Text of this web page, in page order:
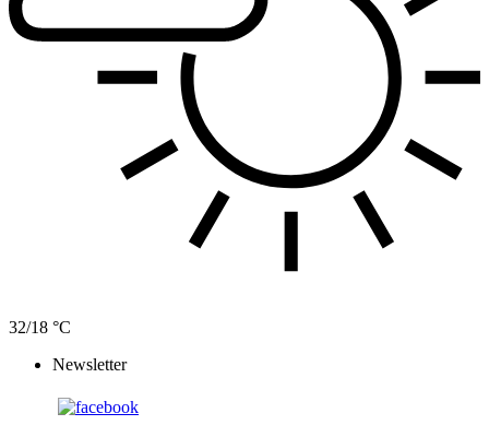
32/18 °C
Newsletter